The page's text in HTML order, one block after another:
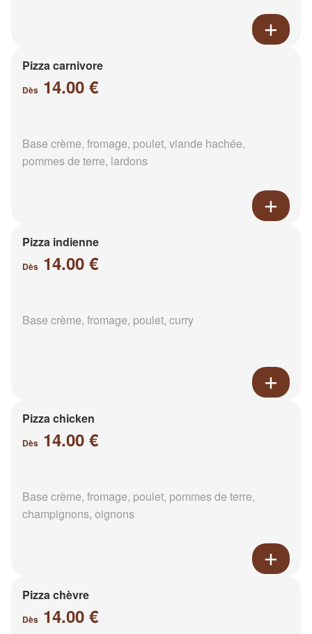
Pizza carnivore
Dès 14.00 €
Base crème, fromage, poulet, viande hachée,
pommes de terre, lardons
Pizza indienne
Dès 14.00 €
Base crème, fromage, poulet, curry
Pizza chicken
Dès 14.00 €
Base crème, fromage, poulet, pommes de terre,
champignons, oignons
Pizza chèvre
Dès 14.00 €